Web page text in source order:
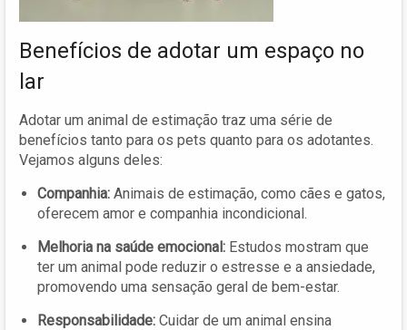
Benefícios de adotar um espaço no
lar
Adotar um animal de estimação traz uma série de
benefícios tanto para os pets quanto para os adotantes.
Vejamos alguns deles:
Companhia: Animais de estimação, como cães e gatos,
oferecem amor e companhia incondicional.
Melhoria na saúde emocional: Estudos mostram que
ter um animal pode reduzir o estresse e a ansiedade,
promovendo uma sensação geral de bem-estar.
Responsabilidade: Cuidar de um animal ensina